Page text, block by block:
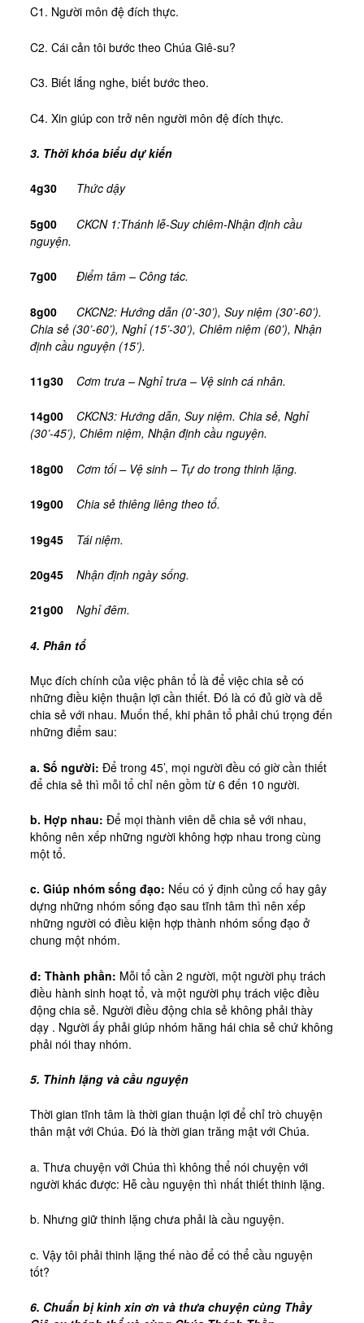
Linh Thao Mười Ngày
C1. Người môn đệ đích thực.
C2. Cái cản tôi bước theo Chúa Giê-su?
C3. Biết lắng nghe, biết bước theo.
C4. Xin giúp con trở nên người môn đệ đích thực.
3. Thời khóa biểu dự kiến
4g30 Thức dậy
5g00
CKCN 1:Thánh lễ-Suy chiêm-Nhận định cầu
nguyện.
7g00 Điểm tâm – Công tác.
8g00
CKCN2: Hướng dẫn (0’-30’), Suy niệm (30’-60’).
Chia sẻ (30’-60’), Nghỉ (15’-30’), Chiêm niệm (60’), Nhận
định cầu nguyện (15’).
11g30 Cơm trưa – Nghỉ trưa – Vệ sinh cá nhân.
14g00
CKCN3: Hướng dẫn, Suy niệm. Chia sẻ, Nghỉ
(30’-45’), Chiêm niệm, Nhận định cầu nguyện.
18g00 Cơm tối – Vệ sinh – Tự do trong thinh lặng.
19g00 Chia sẻ thiêng liêng theo tổ.
19g45 Tái niệm.
20g45 Nhận định ngày sống.
21g00 Nghỉ đêm.
4. Phân tổ
Mục đích chính của việc phân tổ là để việc chia sẻ có
những điều kiện thuận lợi cần thiết. Đó là có đủ giờ và dễ
chia sẻ với nhau. Muốn thế, khi phân tổ phải chú trọng đến
những điểm sau:
a. Số người: Để trong 45’, mọi người đều có giờ cần thiết
để chia sẻ thì mỗi tổ chỉ nên gồm từ 6 đến 10 người.
b. Hợp nhau: Để mọi thành viên dễ chia sẻ với nhau,
không nên xếp những người không hợp nhau trong cùng
một tổ.
c. Giúp nhóm sống đạo: Nếu có ý định củng cố hay gây
dựng những nhóm sống đạo sau tĩnh tâm thì nên xếp
những người có điều kiện hợp thành nhóm sống đạo ở
chung một nhóm.
đ: Thành phần: Mỗi tổ cần 2 người, một người phụ trách
điều hành sinh hoạt tổ, và một người phụ trách việc điều
động chia sẻ. Người điều động chia sẻ không phải thày
dạy . Người ấy phải giúp nhóm hăng hái chia sẻ chứ không
phải nói thay nhóm.
5. Thinh lặng và cầu nguyện
Thời gian tĩnh tâm là thời gian thuận lợi để chỉ trò chuyện
thân mật với Chúa. Đó là thời gian trăng mật với Chúa.
a. Thưa chuyện với Chúa thì không thể nói chuyện với
người khác được: Hễ cầu nguyện thì nhất thiết thinh lặng.
b. Nhưng giữ thinh lặng chưa phải là cầu nguyện.
c. Vậy tôi phải thinh lặng thế nào để có thể cầu nguyện
tốt?
6. Chuẩn bị kinh xin ơn và thưa chuyện cùng Thầy